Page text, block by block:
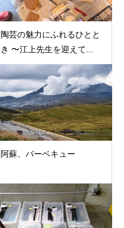
陶芸の魅力にふれるひとと
き 〜江上先生を迎えて...
阿蘇、バーベキュー